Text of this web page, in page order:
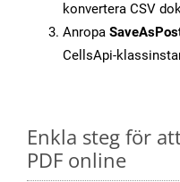
konvertera CSV
Anropa
CellsApi-
Enkla steg för
PDF online